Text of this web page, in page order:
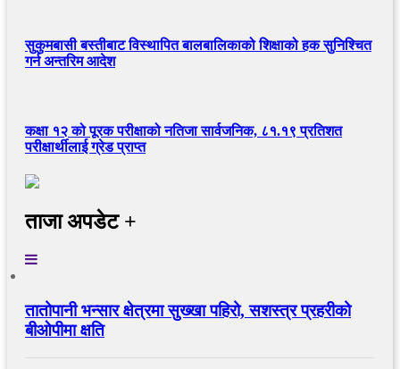
सुकुमबासी बस्तीबाट विस्थापित बालबालिकाको शिक्षाको हक सुनिश्चित
गर्न अन्तरिम आदेश
कक्षा १२ को पूरक परीक्षाको नतिजा सार्वजनिक, ८१.१९ प्रतिशत
परीक्षार्थीलाई ग्रेड प्राप्त
ताजा अपडेट +
तातोपानी भन्सार क्षेत्रमा सुख्खा पहिरो, सशस्त्र प्रहरीको
बीओपीमा क्षति